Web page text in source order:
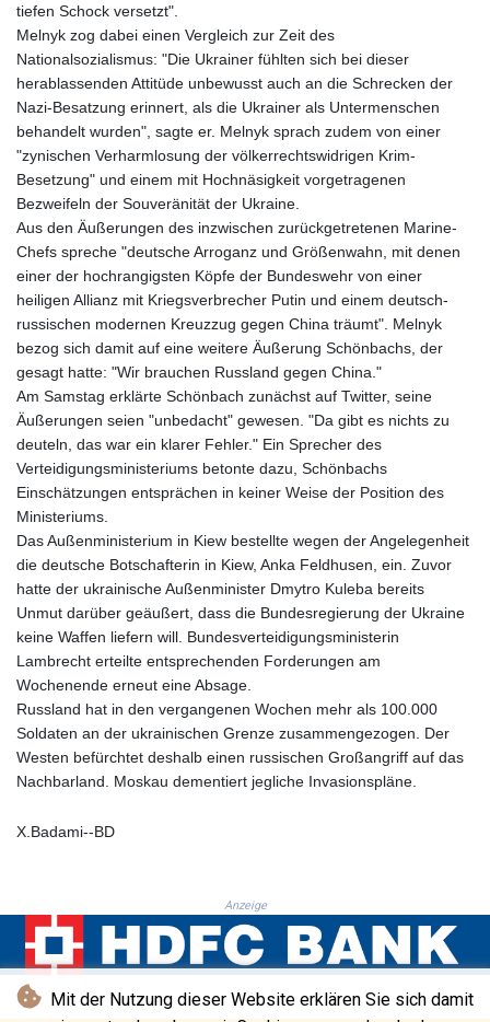
Mit der Nutzung dieser Website erklären Sie sich damit
MMK 2419.54797
MNT 4144.10128
MOP 9.310037
MRU 46.191483
MUR 54.096679
MVR 17.805023
MWK 1997.873162
MXN 19.839187
MYR 4.713377
MZN 73.654852
NAD 18.793287
NGN 1570.218621
NIO 42.399764
NOK 10.999988
NPR 175.441856
NZD 1.96294
OMR 0.443115
PAB 1.152181
PEN 3.894648
PGK 5.090567
PKR 319.87712
PLN 4.300443
PYG 6853.617163
QAR 4.211823
RON 5.256075
RSD 117.326118
RWF 1692.588862
SBD 9.298537
SCR 16.618402
SRD 43.640038
STD 23853.821162
STN 24.459377
SVC 10.0813
SZL 18.777732
tiefen Schock versetzt".
Melnyk zog dabei einen Vergleich zur Zeit des
Nationalsozialismus: "Die Ukrainer fühlten sich bei dieser
herablassenden Attitüde unbewusst auch an die Schrecken der
Nazi-Besatzung erinnert, als die Ukrainer als Untermenschen
behandelt wurden", sagte er. Melnyk sprach zudem von einer
"zynischen Verharmlosung der völkerrechtswidrigen Krim-
Besetzung" und einem mit Hochnäsigkeit vorgetragenen
Bezweifeln der Souveränität der Ukraine.
Aus den Äußerungen des inzwischen zurückgetretenen Marine-
Chefs spreche "deutsche Arroganz und Größenwahn, mit denen
einer der hochrangigsten Köpfe der Bundeswehr von einer
heiligen Allianz mit Kriegsverbrecher Putin und einem deutsch-
russischen modernen Kreuzzug gegen China träumt". Melnyk
bezog sich damit auf eine weitere Äußerung Schönbachs, der
gesagt hatte: "Wir brauchen Russland gegen China."
Am Samstag erklärte Schönbach zunächst auf Twitter, seine
Äußerungen seien "unbedacht" gewesen. "Da gibt es nichts zu
deuteln, das war ein klarer Fehler." Ein Sprecher des
Verteidigungsministeriums betonte dazu, Schönbachs
Einschätzungen entsprächen in keiner Weise der Position des
Ministeriums.
Das Außenministerium in Kiew bestellte wegen der Angelegenheit
die deutsche Botschafterin in Kiew, Anka Feldhusen, ein. Zuvor
hatte der ukrainische Außenminister Dmytro Kuleba bereits
Unmut darüber geäußert, dass die Bundesregierung der Ukraine
keine Waffen liefern will. Bundesverteidigungsministerin
Lambrecht erteilte entsprechenden Forderungen am
Wochenende erneut eine Absage.
Russland hat in den vergangenen Wochen mehr als 100.000
Soldaten an der ukrainischen Grenze zusammengezogen. Der
Westen befürchtet deshalb einen russischen Großangriff auf das
Nachbarland. Moskau dementiert jegliche Invasionspläne.
X.Badami--BD
Anzeige